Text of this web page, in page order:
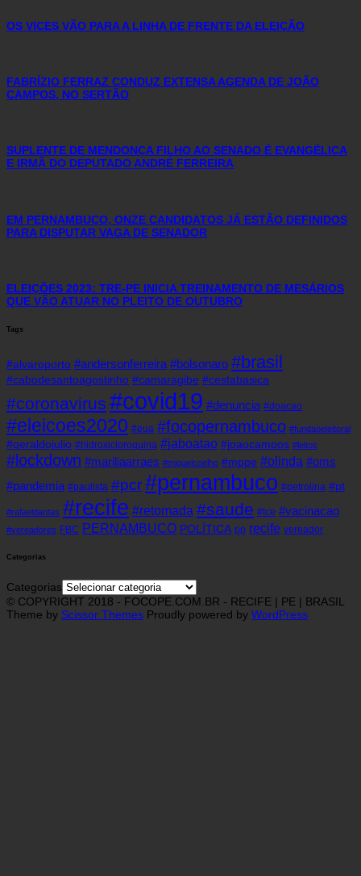
OS VICES VÃO PARA A LINHA DE FRENTE DA ELEIÇÃO
FABRÍZIO FERRAZ CONDUZ EXTENSA AGENDA DE JOÃO
CAMPOS, NO SERTÃO
SUPLENTE DE MENDONÇA FILHO AO SENADO É EVANGÉLICA
E IRMÃ DO DEPUTADO ANDRÉ FERREIRA
EM PERNAMBUCO, ONZE CANDIDATOS JÁ ESTÃO DEFINIDOS
PARA DISPUTAR VAGA DE SENADOR
ELEIÇÕES 2023: TRE-PE INICIA TREINAMENTO DE MESÁRIOS
QUE VÃO ATUAR NO PLEITO DE OUTUBRO
Tags
#alvaroporto #andersonferreira #bolsonaro #brasil
#cabodesantoagostinho #camaragibe #cestabasica
#coronavirus #covid19 #denuncia #doacao
#eleicoes2020 #eua #focopernambuco #fundaoeleitoral
#geraldojulio #hidroxicloroquina #jaboatao #joaocampos #leitos
#lockdown #mariliaarraes #miguelcoelho #mppe #olinda #oms
#pandemia #paulista #pcr#pernambuco #petrolina #pt
#rafaeldantas #recife #retomada #saude #tce #vacinacao
#vereadores FBC PERNAMBUCO POLÍTICA pp recife vereador
Categorias
Categorias
© COPYRIGHT 2018 - FOCOPE.COM.BR - RECIFE | PE | BRASIL
Theme by Scissor Themes Proudly powered by WordPress